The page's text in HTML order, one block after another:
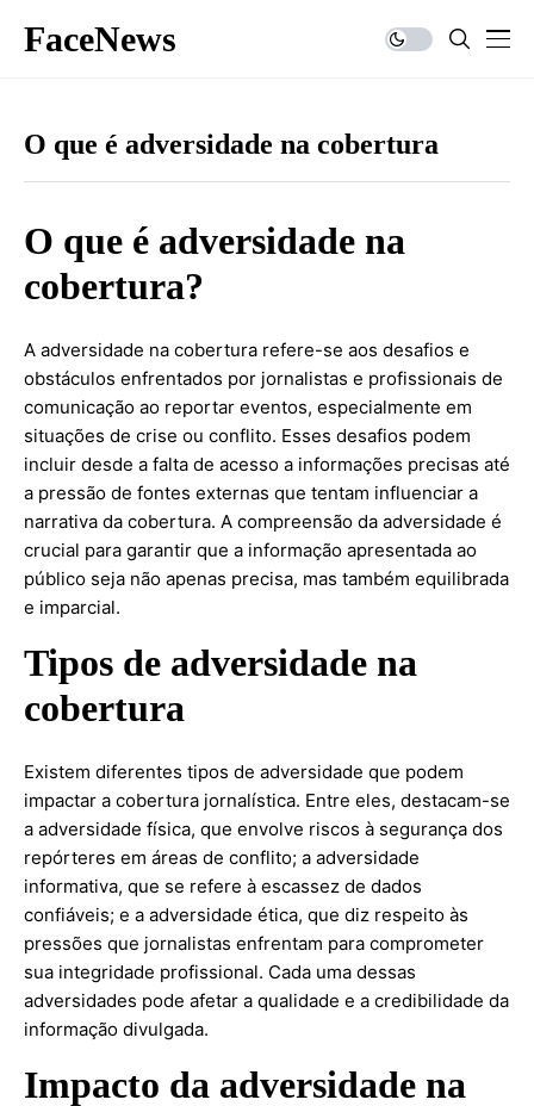
FaceNews
O que é adversidade na cobertura
O que é adversidade na
cobertura?
A adversidade na cobertura refere-se aos desafios e
obstáculos enfrentados por jornalistas e profissionais de
comunicação ao reportar eventos, especialmente em
situações de crise ou conflito. Esses desafios podem
incluir desde a falta de acesso a informações precisas até
a pressão de fontes externas que tentam influenciar a
narrativa da cobertura. A compreensão da adversidade é
crucial para garantir que a informação apresentada ao
público seja não apenas precisa, mas também equilibrada
e imparcial.
Tipos de adversidade na
cobertura
Existem diferentes tipos de adversidade que podem
impactar a cobertura jornalística. Entre eles, destacam-se
a adversidade física, que envolve riscos à segurança dos
repórteres em áreas de conflito; a adversidade
informativa, que se refere à escassez de dados
confiáveis; e a adversidade ética, que diz respeito às
pressões que jornalistas enfrentam para comprometer
sua integridade profissional. Cada uma dessas
adversidades pode afetar a qualidade e a credibilidade da
informação divulgada.
Impacto da adversidade na